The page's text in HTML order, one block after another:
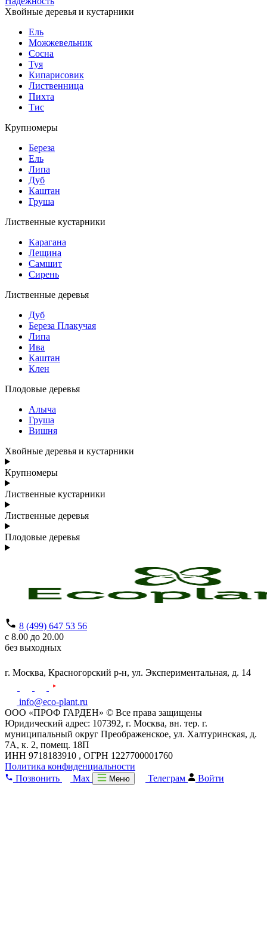
Хвойные деревья и кустарники
Ель
Можжевельник
Сосна
Туя
Кипарисовик
Лиственница
Пихта
Тис
Крупномеры
Береза
Ель
Липа
Дуб
Каштан
Груша
Лиственные кустарники
Карагана
Лещина
Самшит
Сирень
Лиственные деревья
Дуб
Береза Плакучая
Липа
Ива
Каштан
Клен
Плодовые деревья
Алыча
Груша
Вишня
Хвойные деревья и кустарники
Крупномеры
Лиственные кустарники
Лиственные деревья
Плодовые деревья
8 (499) 647 53 56
с 8.00 до 20.00
без выходных
г. Москва, Красногорский р-н, ул. Экспериментальная, д. 14
info@eco-plant.ru
ООО «ПРОФ ГАРДЕН» © Все права защищены
Юридический адрес: 107392, г. Москва, вн. тер. г.
муниципальный округ Преображенское, ул. Халтуринская, д.
7А, к. 2, помещ. 18П
ИНН 9718183910 , ОГРН 1227700001760
Политика конфиденциальности
Позвонить
Max Меню Телеграм Войти